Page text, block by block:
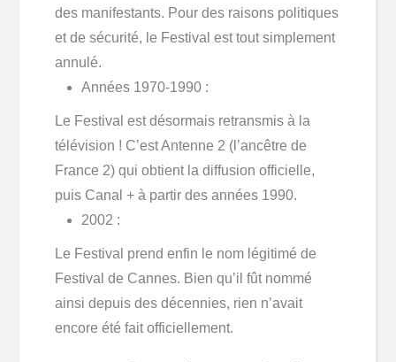
des manifestants. Pour des raisons politiques
et de sécurité, le Festival est tout simplement
annulé.
Années 1970-1990 :
Le Festival est désormais retransmis à la
télévision ! C’est Antenne 2 (l’ancêtre de
France 2) qui obtient la diffusion officielle,
puis Canal + à partir des années 1990.
2002 :
Le Festival prend enfin le nom légitimé de
Festival de Cannes. Bien qu’il fût nommé
ainsi depuis des décennies, rien n’avait
encore été fait officiellement.